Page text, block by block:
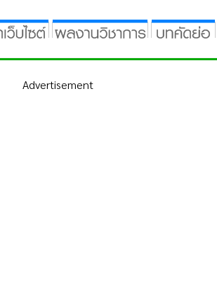
Advertisement